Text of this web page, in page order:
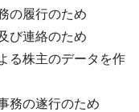
の履行のため
び連絡のため
る株主のデータを作
務の遂行のため